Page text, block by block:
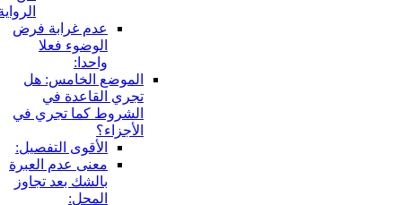
الرواية:
عدم غرابة فرض
الوضوء فعلا
واحدا:
الموضع الخامس: هل
تجري القاعدة في
الشروط كما تجري في
الأجزاء؟
الأقوى التفصيل:
معنى عدم العبرة
بالشك بعد تجاوز
المحل: